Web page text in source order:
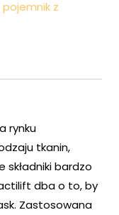
pojemnik z
rynku
tkanin,
składniki bardzo
dba o to, by
Zastosowana